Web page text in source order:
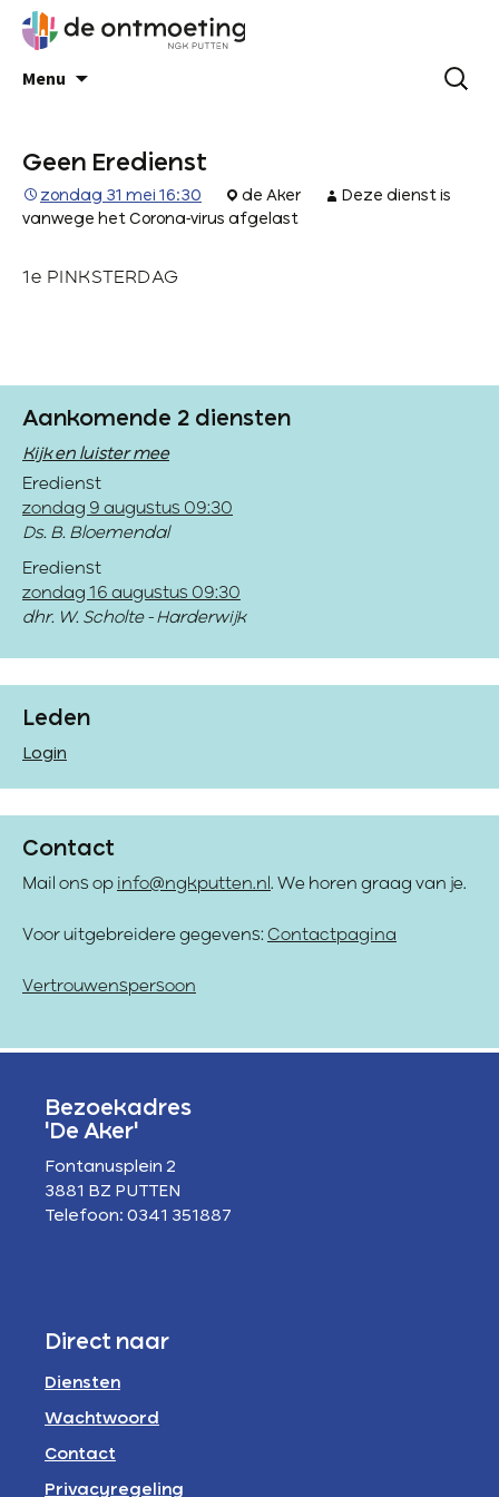
Menu
Geen Eredienst
zondag 31 mei 16:30 de Aker
Deze dienst is
vanwege het Corona-virus afgelast
1e PINKSTERDAG
Aankomende 2 diensten
Kijk en luister mee
Eredienst
zondag 9 augustus 09:30
Ds. B. Bloemendal
Eredienst
zondag 16 augustus 09:30
dhr. W. Scholte - Harderwijk
Leden
Login
Contact
Mail ons op info@ngkputten.nl . We horen graag van je.
Voor uitgebreidere gegevens: Contactpagina
Vertrouwenspersoon
Bezoekadres
'De Aker'
Fontanusplein 2
3881 BZ PUTTEN
Telefoon: 0341 351887
Direct naar
Diensten
Wachtwoord
Contact
Privacyregeling